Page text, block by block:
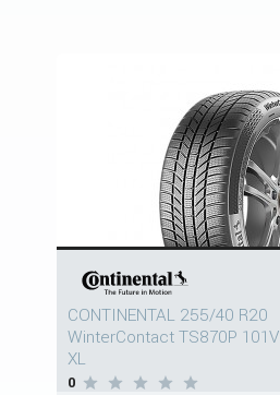
CONTINENTAL 255/40 R20
WinterContact TS870P 101V
XL
0